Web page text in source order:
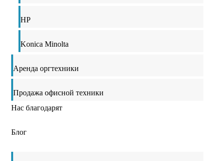
HP
Konica Minolta
Аренда оргтехники
Продажа офисной техники
Нас благодарят
Блог